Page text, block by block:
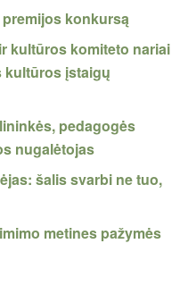
konkursą
kultūros komiteto nariai
kultūros įstaigų
pedagogės
nugalėtojas
šalis svarbi ne tuo,
metines pažymės